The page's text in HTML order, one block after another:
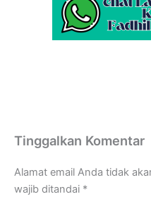
Tinggalkan Komentar
Alamat email Anda tidak
wajib ditandai *